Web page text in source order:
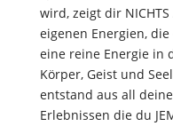
wird, zeigt dir NICHTS
eigenen Energien,
eine reine Energie in
Körper, Geist und
entstand aus all
Erlebnissen die du